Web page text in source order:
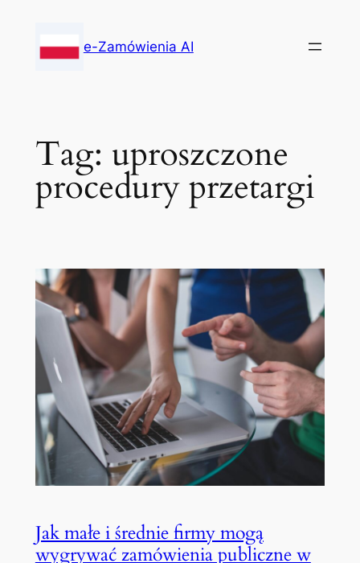
content
e-Zamówienia AI
Tag: uproszczone
procedury przetargi
Jak małe i średnie firmy mogą
wygrywać zamówienia publiczne w